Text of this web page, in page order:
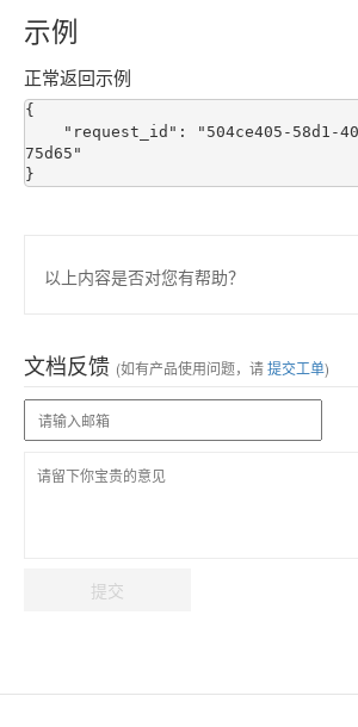
示例
正常返回示例
{
75d65"
以上内容是否对您有帮助？
文档反馈 (如有产品使用问题，请提交工单)
提交